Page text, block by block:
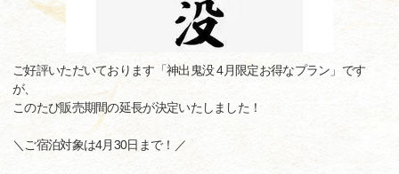
ご好評いただいております「神出鬼没 4月限定お得なプラン」です
が、
このたび販売期間の延長が決定いたしました！
＼ご宿泊対象は4月30日まで！／